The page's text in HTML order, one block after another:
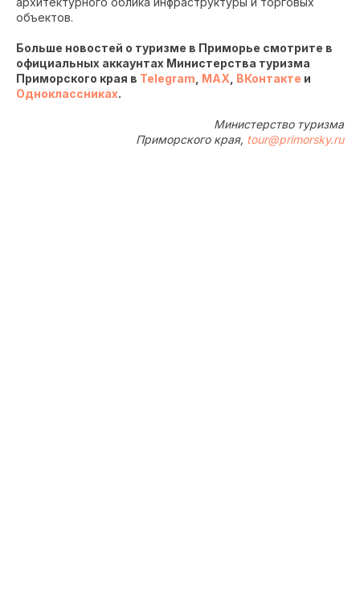
объектов.
Больше новостей о туризме в Приморье смотрите в
официальных аккаунтах Министерства туризма
Приморского края в Telegram MAX ВКонтакте и
Одноклассниках.
Министерство туризма
Приморского края, tour@primorsky.ru